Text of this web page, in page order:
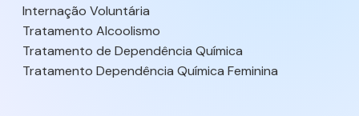
Internação Voluntária
Tratamento Alcoolismo
Tratamento de Dependência Química
Tratamento Dependência Química Feminina